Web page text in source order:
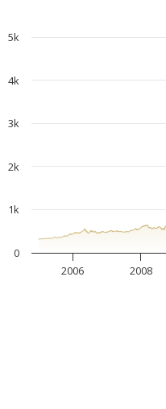
2006 2008
0
1k
2k
3k
4k
5k